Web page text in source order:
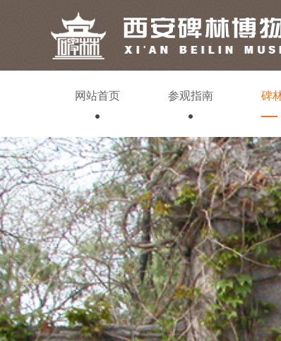
网站首页 参观指南 碑